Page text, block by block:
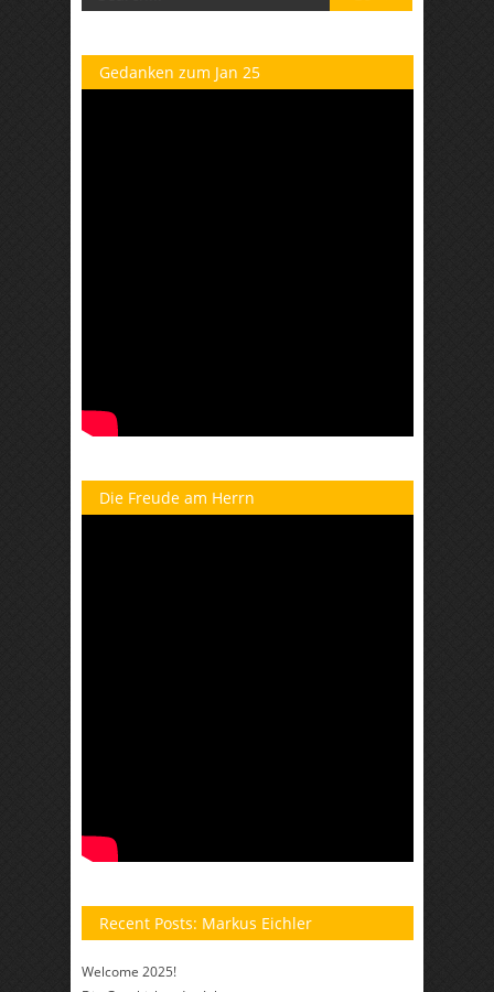
Gedanken zum Jan 25
Die Freude am Herrn
Recent Posts: Markus Eichler
Welcome 2025!